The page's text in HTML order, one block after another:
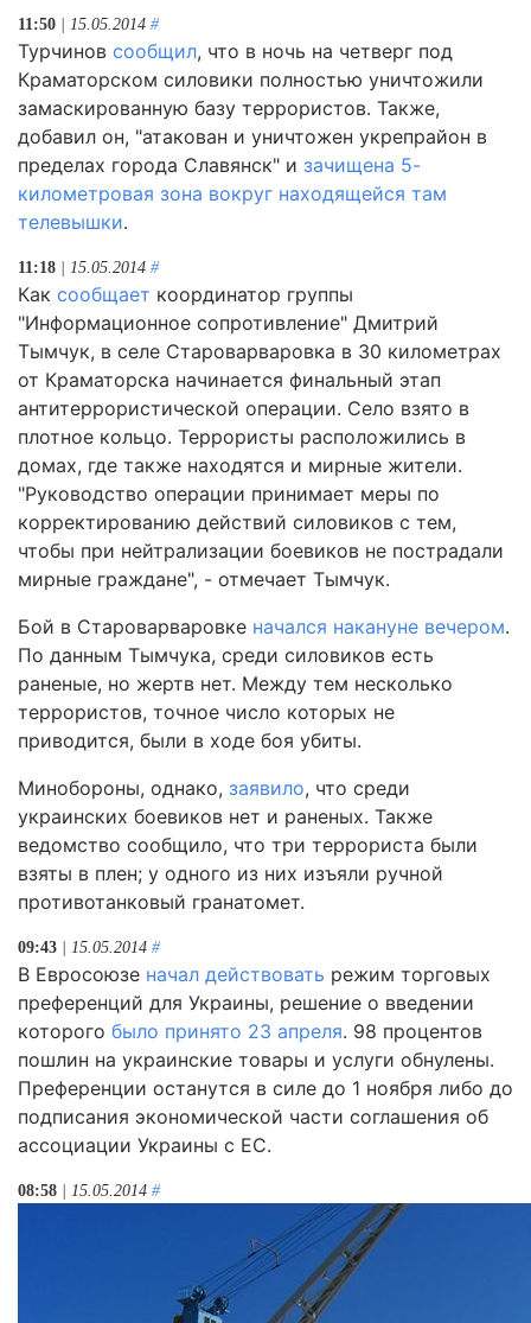
11:50 | 15.05.2014 #
Турчинов сообщил, что в ночь на четверг под
Краматорском силовики полностью уничтожили
замаскированную базу террористов. Также,
добавил он, "атакован и уничтожен укрепрайон в
пределах города Славянск" и зачищена 5-
километровая зона вокруг находящейся там
телевышки.
11:18 | 15.05.2014 #
Как сообщает координатор группы
"Информационное сопротивление" Дмитрий
Тымчук, в селе Староварваровка в 30 километрах
от Краматорска начинается финальный этап
антитеррористической операции. Село взято в
плотное кольцо. Террористы расположились в
домах, где также находятся и мирные жители.
"Руководство операции принимает меры по
корректированию действий силовиков с тем,
чтобы при нейтрализации боевиков не пострадали
мирные граждане", - отмечает Тымчук.
Бой в Староварваровке начался накануне вечером.
По данным Тымчука, среди силовиков есть
раненые, но жертв нет. Между тем несколько
террористов, точное число которых не
приводится, были в ходе боя убиты.
Минобороны, однако, заявило, что среди
украинских боевиков нет и раненых. Также
ведомство сообщило, что три террориста были
взяты в плен; у одного из них изъяли ручной
противотанковый гранатомет.
09:43 | 15.05.2014 #
В Евросоюзе начал действовать режим торговых
преференций для Украины, решение о введении
которого было принято 23 апреля. 98 процентов
пошлин на украинские товары и услуги обнулены.
Преференции останутся в силе до 1 ноября либо до
подписания экономической части соглашения об
ассоциации Украины с ЕС.
08:58 | 15.05.2014 #